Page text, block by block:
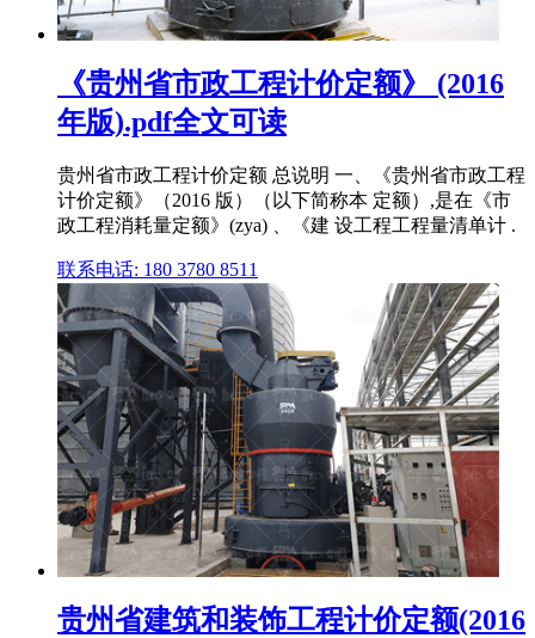
《贵州省市政工程计价定额》 (2016
年版).pdf全文可读
贵州省市政工程计价定额 总说明 一、《贵州省市政工程
计价定额》（2016 版）（以下简称本 定额）,是在《市
政工程消耗量定额》(zya) 、《建 设工程工程量清单计 .
联系电话: 180 3780 8511
贵州省建筑和装饰工程计价定额(2016